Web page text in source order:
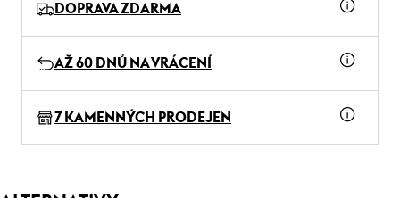
DOPRAVA ZDARMA
AŽ 60 DNŮ NA VRÁCENÍ
7 KAMENNÝCH PRODEJEN